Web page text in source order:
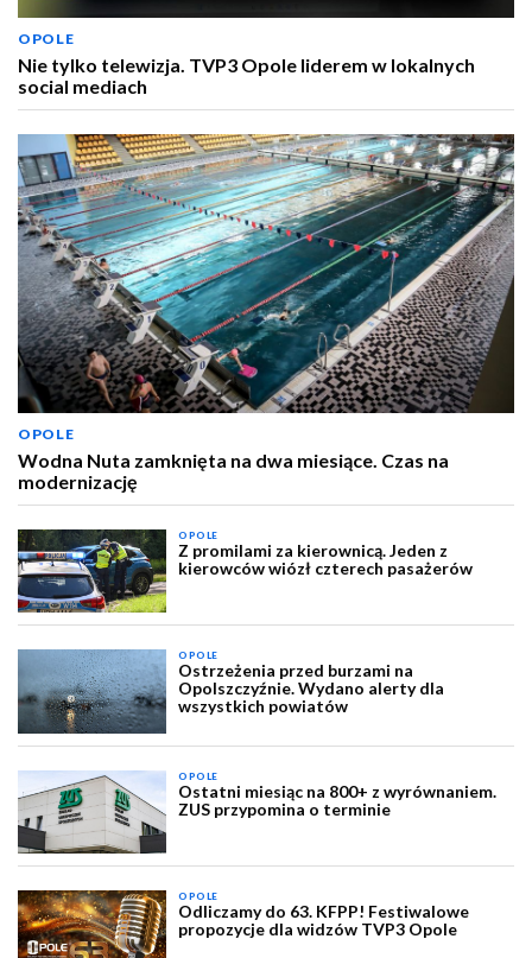
OPOLE
Nie tylko telewizja. TVP3 Opole liderem w lokalnych
social mediach
OPOLE
Wodna Nuta zamknięta na dwa miesiące. Czas na
modernizację
OPOLE
Z promilami za kierownicą. Jeden z
kierowców wiózł czterech pasażerów
OPOLE
Ostrzeżenia przed burzami na
Opolszczyźnie. Wydano alerty dla
wszystkich powiatów
OPOLE
Ostatni miesiąc na 800+ z wyrównaniem.
ZUS przypomina o terminie
OPOLE
Odliczamy do 63. KFPP! Festiwalowe
propozycje dla widzów TVP3 Opole